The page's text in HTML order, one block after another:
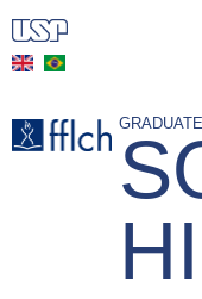
Skip
content